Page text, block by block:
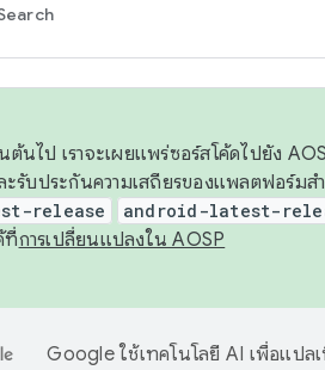
นไป เราจะเผยแพร่ซอร์สโค้ดไปยัง
รับประกันความเสถียรของแพลตฟอร์มส
release android-latest-
ที่การเปลี่ยนแปลงใน AOSP
Google ใช้เทคโนโลยี AI เพื่อแปล